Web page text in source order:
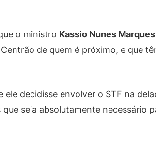
o ministro Kassio Nunes Marques
de quem é próximo, e que
decidisse envolver o STF na
seja absolutamente necessário